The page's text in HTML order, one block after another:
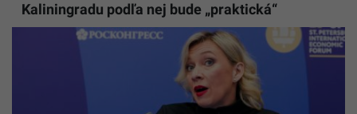
Kaliningradu podľa nej bude „praktická“